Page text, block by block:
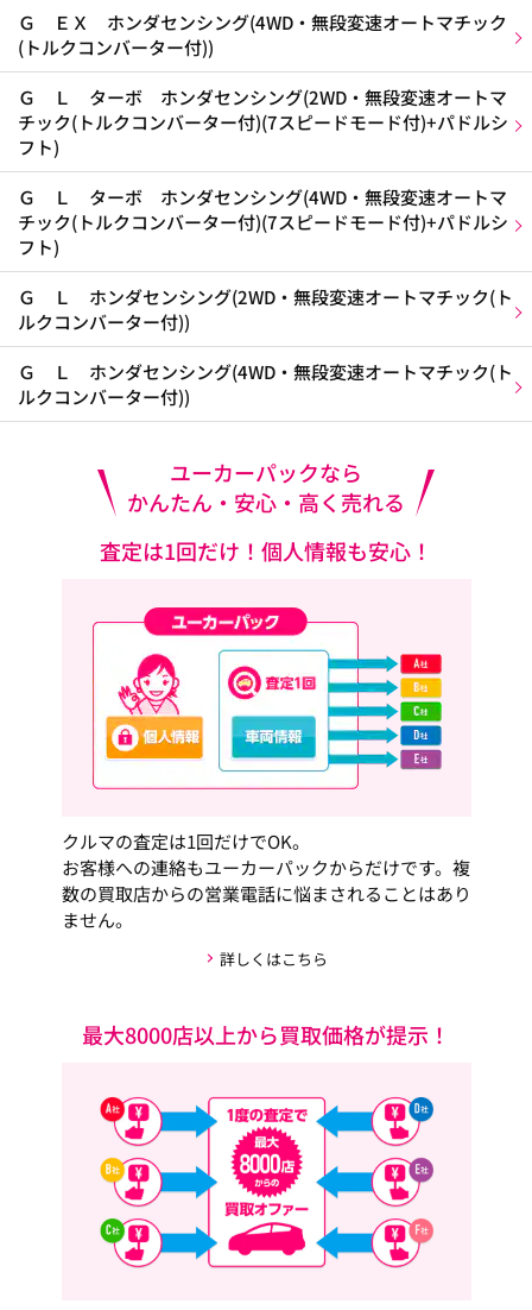
Ｇ ＥＸ ホンダセンシング(4WD・無段変速オートマチック
(トルクコンバーター付))
Ｇ Ｌ ターボ ホンダセンシング(2WD・無段変速オートマ
チック(トルクコンバーター付)(7スピードモード付)+パドルシ
フト)
Ｇ Ｌ ターボ ホンダセンシング(4WD・無段変速オートマ
チック(トルクコンバーター付)(7スピードモード付)+パドルシ
フト)
Ｇ Ｌ ホンダセンシング(2WD・無段変速オートマチック(ト
ルクコンバーター付))
Ｇ Ｌ ホンダセンシング(4WD・無段変速オートマチック(ト
ルクコンバーター付))
ユーカーパックなら
かんたん・安心・高く売れる
査定は1回だけ！個人情報も安心！
クルマの査定は1回だけでOK。
お客様への連絡もユーカーパックからだけです。複
数の買取店からの営業電話に悩まされることはあり
ません。
詳しくはこちら
最大8000店以上から買取価格が提示！